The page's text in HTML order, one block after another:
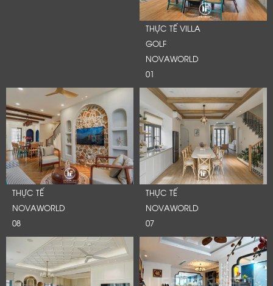
THỰC TẾ VILLA
GOLF
NOVAWORLD
01
THỰC TẾ
NOVAWORLD
08
THỰC TẾ
NOVAWORLD
07